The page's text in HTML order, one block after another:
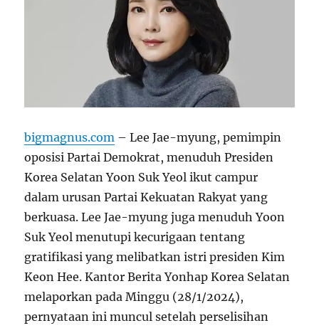
bigmagnus.com – Lee Jae-myung, pemimpin
oposisi Partai Demokrat, menuduh Presiden
Korea Selatan Yoon Suk Yeol ikut campur
dalam urusan Partai Kekuatan Rakyat yang
berkuasa. Lee Jae-myung juga menuduh Yoon
Suk Yeol menutupi kecurigaan tentang
gratifikasi yang melibatkan istri presiden Kim
Keon Hee. Kantor Berita Yonhap Korea Selatan
melaporkan pada Minggu (28/1/2024),
pernyataan ini muncul setelah perselisihan